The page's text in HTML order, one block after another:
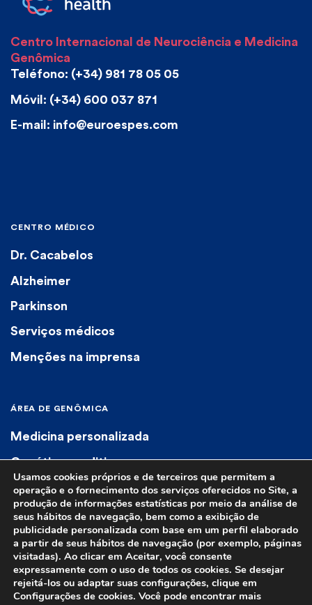
Centro Internacional de Neurociência e Medicina
Genômica
Teléfono: (+34) 981 78 05 05
Móvil: (+34) 600 037 871
E-mail: info@euroespes.com
CENTRO MÉDICO
Dr. Cacabelos
Alzheimer
Parkinson
Serviços médicos
Menções na imprensa
ÁREA DE GENÔMICA
Medicina personalizada
Genética preditiva
Genética diagnóstica
Farmacogenética
© 2023 Euroespes. Todos os direitos reservados.Aviso legal|Política de
Usamos cookies próprios e de terceiros que permitem a
operação e o fornecimento dos serviços oferecidos no Site, a
produção de informações estatísticas por meio da análise de
seus hábitos de navegação, bem como a exibição de
publicidade personalizada com base em um perfil elaborado
a partir de seus hábitos de navegação (por exemplo, páginas
visitadas). Ao clicar em Aceitar, você consente
expressamente com o uso de todos os cookies. Se desejar
rejeitá-los ou adaptar suas configurações, clique em
Configurações de cookies. Você pode encontrar mais